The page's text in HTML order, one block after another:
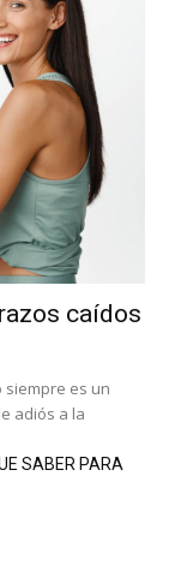
caídos
siempre es un
adiós a la
SABER PARA